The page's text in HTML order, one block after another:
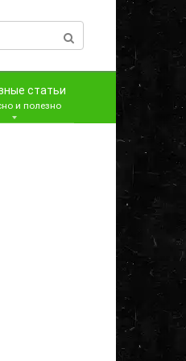
статьи
и полезно